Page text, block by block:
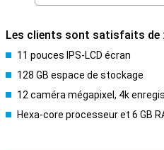
Les clients sont satisfaits de :
11 pouces IPS-LCD écran
128 GB espace de stockage
12 caméra mégapixel, 4k
Hexa-core processeur et 6 GB